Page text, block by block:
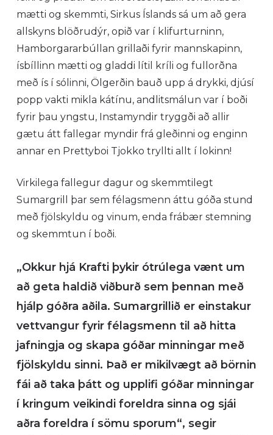
mætti og skemmti, Sirkus Íslands sá um að gera
allskyns blöðrudýr, opið var í klifurturninn,
Hamborgararbúllan grillaði fyrir mannskapinn,
ísbíllinn mætti og gladdi lítil kríli og fullorðna
með ís í sólinni, Ölgerðin bauð upp á drykki, djúsí
popp vakti mikla kátínu, andlitsmálun var í boði
fyrir þau yngstu, Instamyndir tryggði að allir
gætu átt fallegar myndir frá gleðinni og enginn
annar en Prettyboi Tjokko tryllti allt í lokinn!
Virkilega fallegur dagur og skemmtilegt
Sumargrill þar sem félagsmenn áttu góða stund
með fjölskyldu og vinum, enda frábær stemning
og skemmtun í boði.
„Okkur hjá Krafti þykir ótrúlega vænt um
að geta haldið viðburð sem þennan með
hjálp góðra aðila. Sumargrillið ereinstakur
vettvangur fyrir félagsmenn til að hitta
jafningja og skapa góðar minningar með
fjölskyldu sinni. Það er mikilvægt að börnin
fái að taka þátt og upplifi góðar minningar
í kringum veikindi foreldra sinna og sjái
aðra foreldra í sömu sporum“, segir